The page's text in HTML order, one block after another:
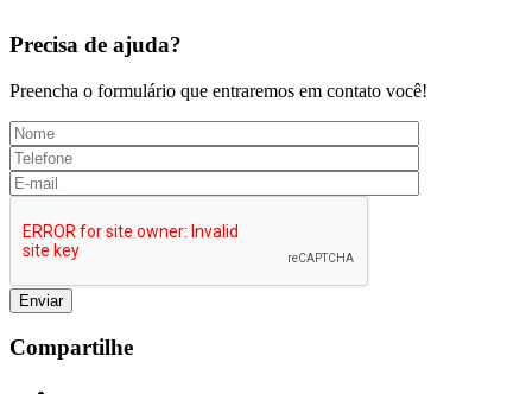
Precisa de ajuda?
Preencha o formulário que entraremos em contato você!
Compartilhe